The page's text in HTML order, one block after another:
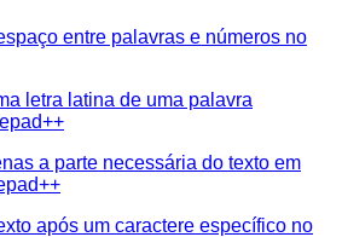
entre palavras e números no
letra latina de uma palavra
a parte necessária do texto em
após um caractere específico no